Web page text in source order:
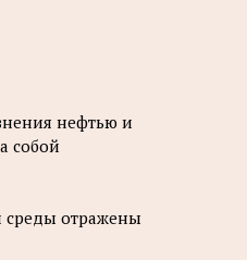
нефтью и
собой
среды отражены